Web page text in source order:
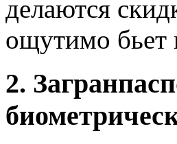
делаются
ощутимо бьет
2.